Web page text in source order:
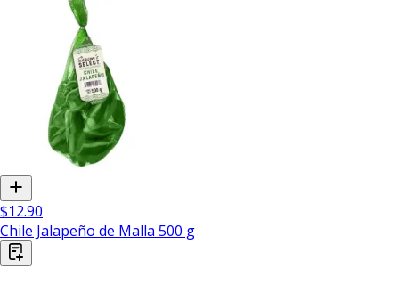
$12.90
Chile Jalapeño de Malla 500 g